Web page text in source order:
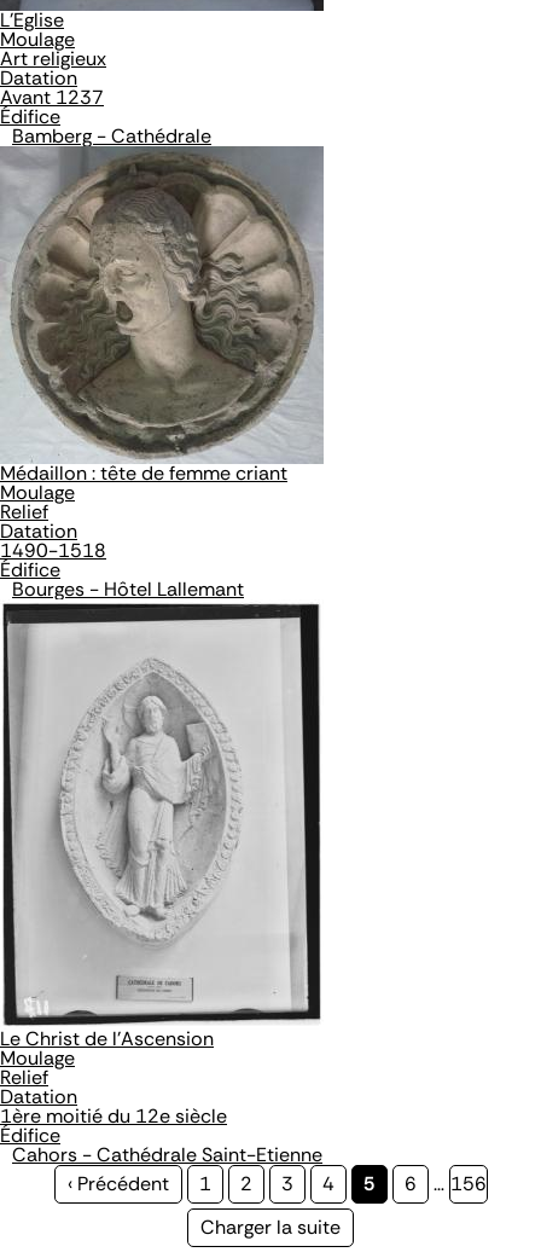
L'Eglise
Moulage
Art religieux
Datation
Avant 1237
Édifice
Bamberg - Cathédrale
Médaillon : tête de femme criant
Moulage
Relief
Datation
1490-1518
Édifice
Bourges - Hôtel Lallemant
Le Christ de l'Ascension
Moulage
Relief
Datation
1ère moitié du 12e siècle
Édifice
Cahors - Cathédrale Saint-Etienne
Page
‹ Précédent Page
1 Page
2 Page
3 Page
4
Page
5 Page
6 … Page
156
Page
Charger la suite